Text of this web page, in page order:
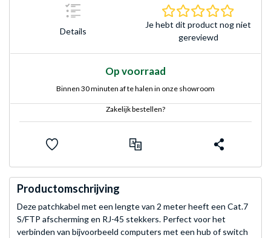
Details
Je hebt dit product nog niet
gereviewd
Op voorraad
Binnen 30 minuten af te halen in onze showroom
Zakelijk bestellen?
Productomschrijving
Deze patchkabel met een lengte van 2 meter heeft een Cat.7
S/FTP afscherming en RJ-45 stekkers. Perfect voor het
verbinden van bijvoorbeeld computers met een hub of switch